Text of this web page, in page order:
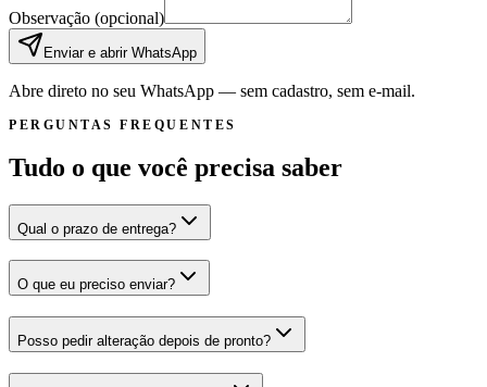
Observação (opcional)
Enviar e abrir WhatsApp
Abre direto no seu WhatsApp — sem cadastro, sem e-mail.
PERGUNTAS FREQUENTES
Tudo o que você precisa saber
Qual o prazo de entrega?
O que eu preciso enviar?
Posso pedir alteração depois de pronto?